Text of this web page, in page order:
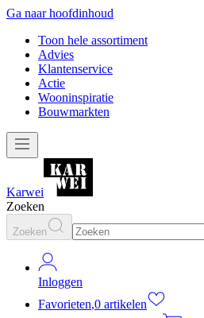
Ga naar hoofdinhoud
Toon hele assortiment
Advies
Klantenservice
Actie
Wooninspiratie
Bouwmarkten
Karwei
Zoeken
Zoeken
Inloggen
Favorieten,0 artikelen